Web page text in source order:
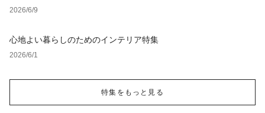
2026/6/9
心地よい暮らしのためのインテリア特集
2026/6/1
特集をもっと見る